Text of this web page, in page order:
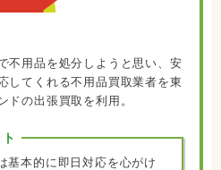
不用品を処分しようと思い、安
してくれる不用品買取業者を東
ドの出張買取を利用。
基本的に即日対応を心がけ